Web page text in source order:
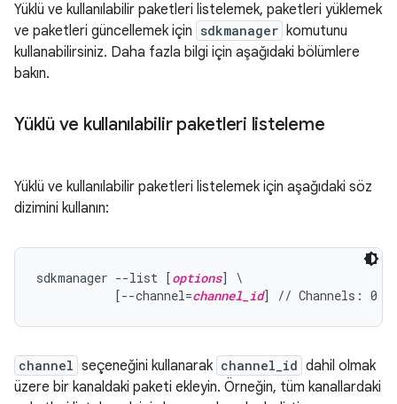
Yüklü ve kullanılabilir paketleri listelemek, paketleri yüklemek
ve paketleri güncellemek için sdkmanager komutunu
kullanabilirsiniz. Daha fazla bilgi için aşağıdaki bölümlere
bakın.
Yüklü ve kullanılabilir paketleri listeleme
Yüklü ve kullanılabilir paketleri listelemek için aşağıdaki söz
dizimini kullanın:
sdkmanager --list [options] \
           [--channel=
channel_id
channel seçeneğini kullanarak channel_id dahil olmak
üzere bir kanaldaki paketi ekleyin. Örneğin, tüm kanallardaki